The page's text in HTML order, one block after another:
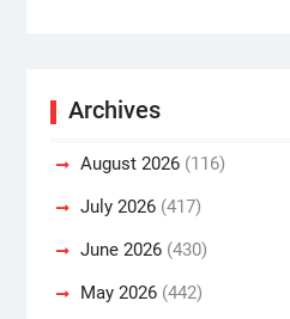
Archives
August 2026(116)
July 2026(417)
June 2026(430)
May 2026(442)